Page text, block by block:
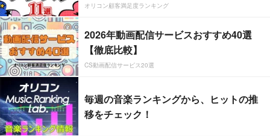
オリコン顧客満足度ランキング
2026年動画配信サービスおすすめ40選
【徹底比較】
CS動画配信サービス20選
毎週の音楽ランキングから、ヒットの推
移をチェック！